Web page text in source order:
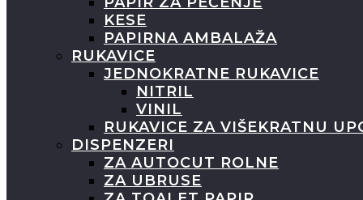
KESE
PAPIRNA AMBALAŽA
RUKAVICE
JEDNOKRATNE RUKAVICE
NITRIL
VINIL
RUKAVICE ZA VIŠEKRATNU
DISPENZERI
ZA AUTOCUT ROLNE
ZA UBRUSE